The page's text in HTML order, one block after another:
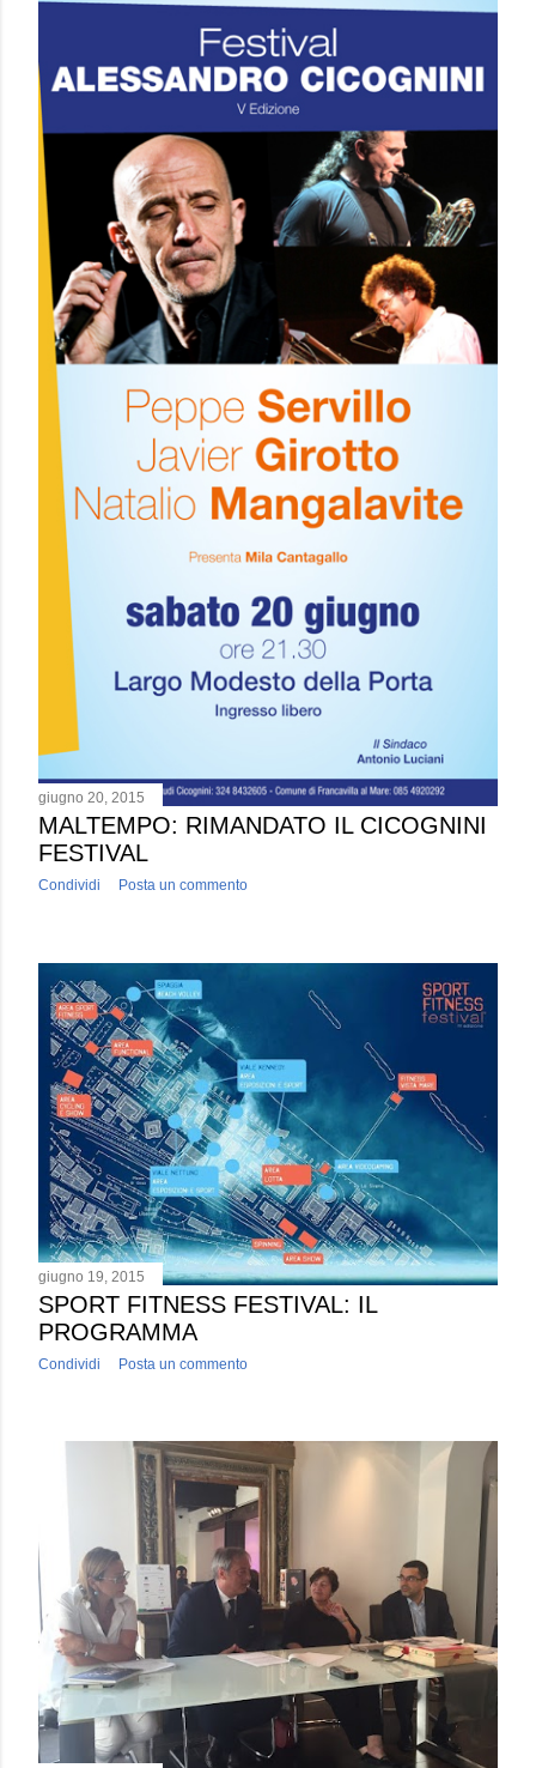
giugno 20, 2015
MALTEMPO: RIMANDATO IL CICOGNINI
FESTIVAL
Condividi Posta un commento
giugno 19, 2015
SPORT FITNESS FESTIVAL: IL
PROGRAMMA
Condividi Posta un commento